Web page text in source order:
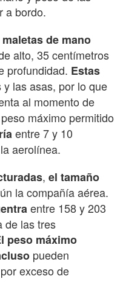
a bordo.
de mano
alto, 35 centímetros
profundidad. Estas
las asas, por lo que
al momento de
máximo permitido
entre 7 y 10
aerolínea.
, el tamaño
la compañía aérea.
entre 158 y 203
de las tres
peso máximo
pueden
exceso de